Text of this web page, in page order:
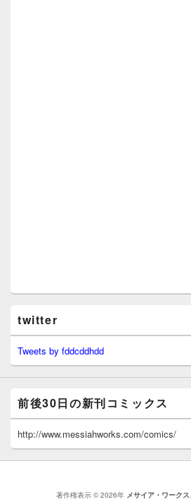
twitter
Tweets by fddcddhdd
前後30日の新刊コミックス
http://www.messiahworks.com/comics/
著作権表示 © 2026年 メサイア・ワークス